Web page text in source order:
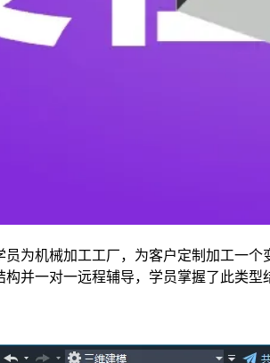
为机械加工工厂，为客户定制加工一
并一对一远程辅导，学员掌握了此类型